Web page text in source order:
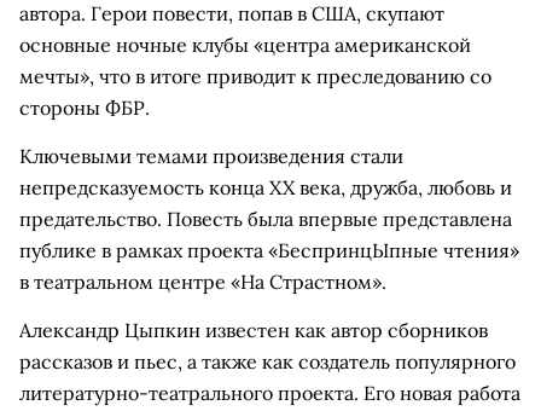
автора. Герои повести, попав в США, скупают
основные ночные клубы «центра американской
мечты», что в итоге приводит к преследованию со
стороны ФБР.
Ключевыми темами произведения стали
непредсказуемость конца XX века, дружба, любовь и
предательство. Повесть была впервые представлена
публике в рамках проекта «БеспринцЫпные чтения»
в театральном центре «На Страстном».
Александр Цыпкин известен как автор сборников
рассказов и пьес, а также как создатель популярного
литературно-театрального проекта. Его новая работа